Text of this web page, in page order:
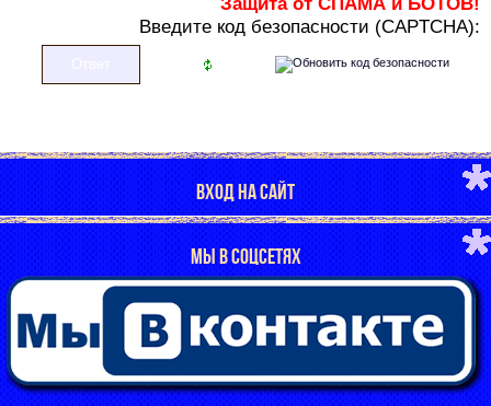
Введите код безопасности (CAPTCHA):
ВХОД НА САЙТ
МЫ В СОЦСЕТЯХ